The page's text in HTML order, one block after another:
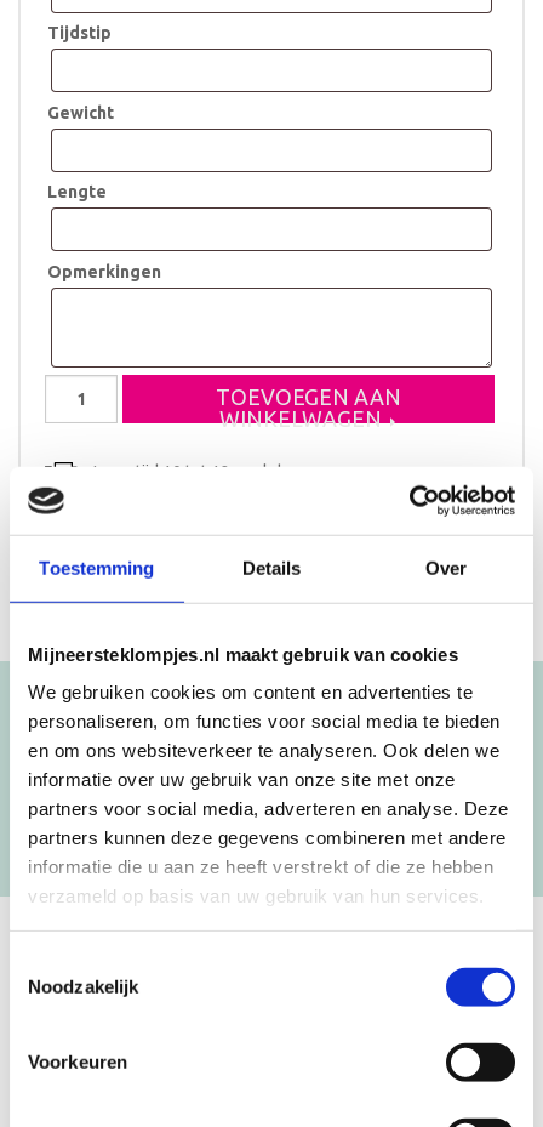
Toestemming Details Over
Mijneersteklompjes.nl maakt gebruik van cookies
We gebruiken cookies om content en advertenties te
personaliseren, om functies voor social media te bieden
en om ons websiteverkeer te analyseren. Ook delen we
informatie over uw gebruik van onze site met onze
partners voor social media, adverteren en analyse. Deze
partners kunnen deze gegevens combineren met andere
informatie die u aan ze heeft verstrekt of die ze hebben
verzameld op basis van uw gebruik van hun services.
Noodzakelijk
Voorkeuren
Tijdstip
Gewicht
Lengte
Opmerkingen
TOEVOEGEN AAN
WINKELWAGEN
Levertijd 10 tot 12 werkdagen
Blijf op de hoogte!
NIEUWSBRIEF
[mc4wp_form id=”3182″]
GEBOORTEKLOMPJES EN
KRAAMCADEAU MET NAAM
Mijneersteklompjes.nl heeft al meer dan 15 jaar ervaring met het